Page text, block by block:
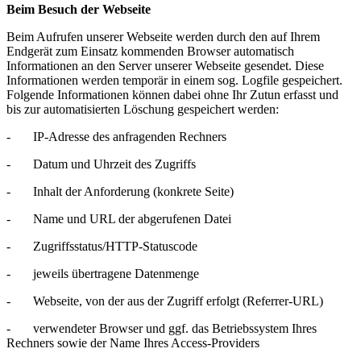
Beim Besuch der Webseite
Beim Aufrufen unserer Webseite werden durch den auf Ihrem
Endgerät zum Einsatz kommenden Browser automatisch
Informationen an den Server unserer Webseite gesendet. Diese
Informationen werden temporär in einem sog. Logfile gespeichert.
Folgende Informationen können dabei ohne Ihr Zutun erfasst und
bis zur automatisierten Löschung gespeichert werden:
- IP-Adresse des anfragenden Rechners
- Datum und Uhrzeit des Zugriffs
- Inhalt der Anforderung (konkrete Seite)
- Name und URL der abgerufenen Datei
- Zugriffsstatus/HTTP-Statuscode
- jeweils übertragene Datenmenge
- Webseite, von der aus der Zugriff erfolgt (Referrer-URL)
- verwendeter Browser und ggf. das Betriebssystem Ihres
Rechners sowie der Name Ihres Access-Providers